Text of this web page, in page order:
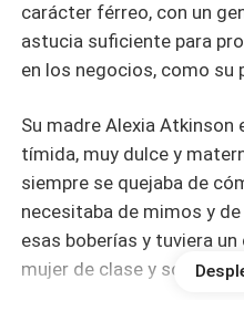
carácter férreo, con un
astucia suficiente para
en los negocios, como su
Su madre Alexia Atkinson
tímida, muy dulce y
siempre se quejaba de
necesitaba de mimos y
esas boberías y tuviera
mujer de clase y sociedad.